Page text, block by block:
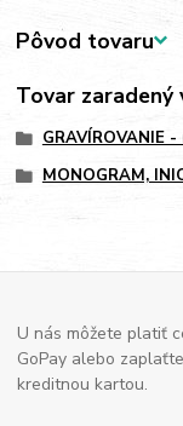
Pôvod tovaru
Tovar zaradený
GRAVÍROVANIE
MONOGRAM,
U nás môžete platiť
GoPay alebo
kreditnou kartou.